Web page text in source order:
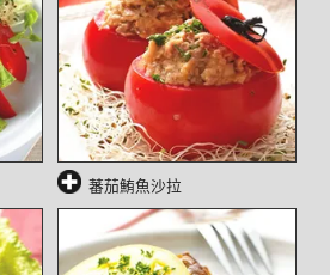
蕃茄鮪魚沙拉